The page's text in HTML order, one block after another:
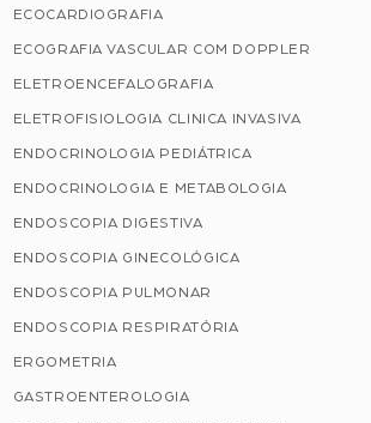
ECOCARDIOGRAFIA
ECOGRAFIA VASCULAR COM DOPPLER
ELETROENCEFALOGRAFIA
ELETROFISIOLOGIA CLINICA INVASIVA
ENDOCRINOLOGIA PEDIÁTRICA
ENDOCRINOLOGIA E METABOLOGIA
ENDOSCOPIA DIGESTIVA
ENDOSCOPIA GINECOLÓGICA
ENDOSCOPIA PULMONAR
ENDOSCOPIA RESPIRATÓRIA
ERGOMETRIA
GASTROENTEROLOGIA